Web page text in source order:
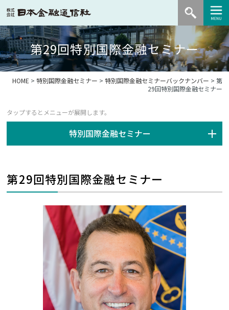
第29回特別国際金融セミナー
HOME > 特別国際金融セミナー > 特別国際金融セミナーバックナンバー > 第
29回特別国際金融セミナー
特別国際金融セミナー
第29回特別国際金融セミナー